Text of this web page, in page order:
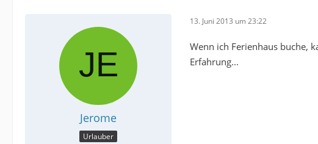
Jerome
Urlauber
13. Juni 2013 um 23:22
Wenn ich Ferienhaus buche,
Erfahrung...